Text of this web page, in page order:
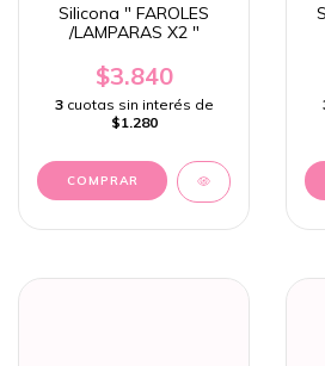
Silicona " FAROLES
/LAMPARAS X2 "
$3.840
3 cuotas sin interés de
$1.280